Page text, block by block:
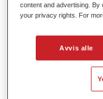
Enkel og rask å
Gir enestående
Muliggjør enkel
Svært god
content and advertising. By
your privacy rights. For
Avvis alle